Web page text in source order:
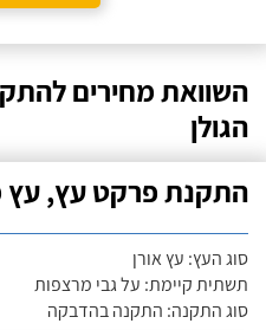
השוואת מחירים
הגולן
התקנת פרקט עץ, עץ
סוג העץ: עץ אורן
תשתית קיימת: על גבי מרצפות
סוג התקנה: התקנה בהדבקה